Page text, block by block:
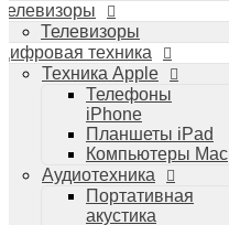
Телевизоры
техника
Техника Apple
Телефоны
iPhone
Планшеты iPad
Компьютеры Mac
Аудиотехника
Портативная
акустика